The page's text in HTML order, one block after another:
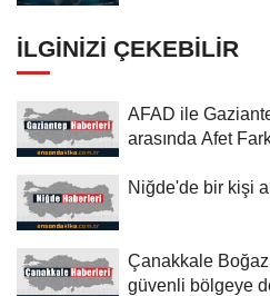
İLGINIZI ÇEKEBILIR
AFAD ile
arasında Afet
Niğde'de bir kişi
Çanakkale
güvenli bölgeye